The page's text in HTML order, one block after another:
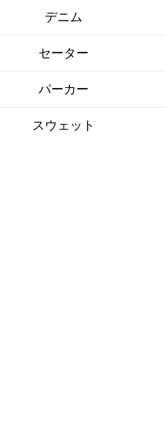
デニム
セーター
パーカー
スウェット